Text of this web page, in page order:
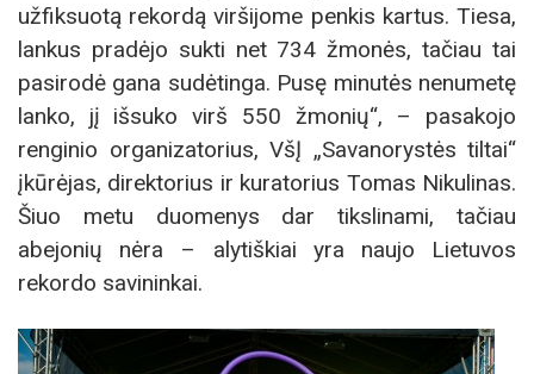
užfiksuotą rekordą viršijome penkis kartus. Tiesa,
lankus pradėjo sukti net 734 žmonės, tačiau tai
pasirodė gana sudėtinga. Pusę minutės nenumetę
lanko, jį išsuko virš 550 žmonių“, – pasakojo
renginio organizatorius, VšĮ „Savanorystės tiltai“
įkūrėjas, direktorius ir kuratorius Tomas Nikulinas.
Šiuo metu duomenys dar tikslinami, tačiau
abejonių nėra – alytiškiai yra naujo Lietuvos
rekordo savininkai.